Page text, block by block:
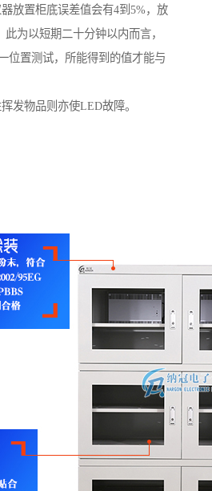
放置柜底误差值会有4到5%，放
为以短期二十分钟以内而言，
位置测试，所能得到的值才能与
发物品则亦使LED故障。